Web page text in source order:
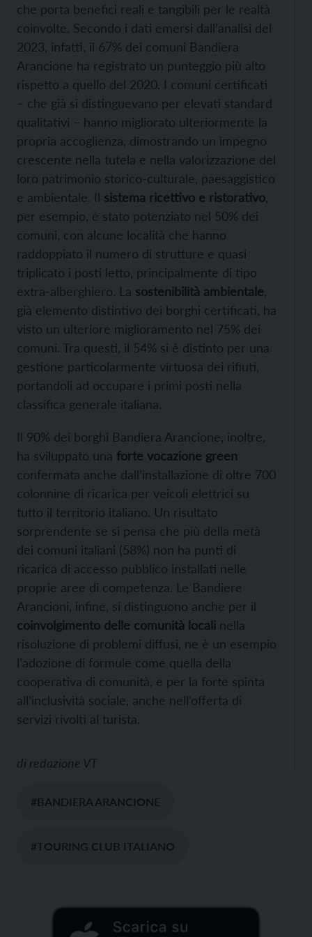
che porta benefici reali e tangibili per le realtà
coinvolte. Secondo i dati emersi dall’analisi del
2023, infatti, il 67% dei comuni Bandiera
Arancione ha registrato un punteggio più alto
rispetto a quello del 2020. I comuni certificati
– che già si distinguevano per elevati standard
qualitativi – hanno migliorato ulteriormente la
propria accoglienza, dimostrando un impegno
crescente nella tutela e nella valorizzazione del
loro patrimonio storico-culturale, paesaggistico
e ambientale. Il sistema ricettivo e ristorativo
per esempio, è stato potenziato nel 50% dei
comuni, con alcune località che hanno
raddoppiato il numero di strutture e quasi
triplicato i posti letto, principalmente di tipo
extra-alberghiero. La sostenibilità ambientale
già elemento distintivo dei borghi certificati, ha
visto un ulteriore miglioramento nel 75% dei
comuni. Tra questi, il 54% si è distinto per una
gestione particolarmente virtuosa dei rifiuti,
portandoli ad occupare i primi posti nella
classifica generale italiana.
Il 90% dei borghi Bandiera Arancione, inoltre,
ha sviluppato una forte vocazione green
confermata anche dall’installazione di oltre 700
colonnine di ricarica per veicoli elettrici su
tutto il territorio italiano. Un risultato
sorprendente se si pensa che più della metà
dei comuni italiani (58%) non ha punti di
ricarica di accesso pubblico installati nelle
proprie aree di competenza. Le Bandiere
Arancioni, infine, si distinguono anche per il
coinvolgimento delle comunità locali nella
risoluzione di problemi diffusi, ne è un esempio
l’adozione di formule come quella della
cooperativa di comunità, e per la forte spinta
all’inclusività sociale, anche nell’offerta di
servizi rivolti al turista.
di redazione VT
#BANDIERA ARANCIONE
#TOURING CLUB ITALIANO